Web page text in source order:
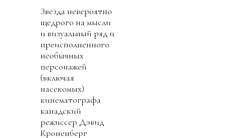
Звезда невероятно
щедрого на мысли
и визуальный ряд и
преисполненного
необычных
персонажей
(включая
насекомых)
кинематографа
канадский
режиссер Дэвид
Кроненберг